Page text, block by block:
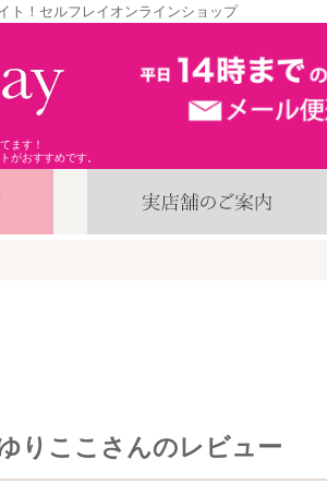
ト！セルフレイオンラインショップ
ます！
がおすすめです。
りここさんのレビュー